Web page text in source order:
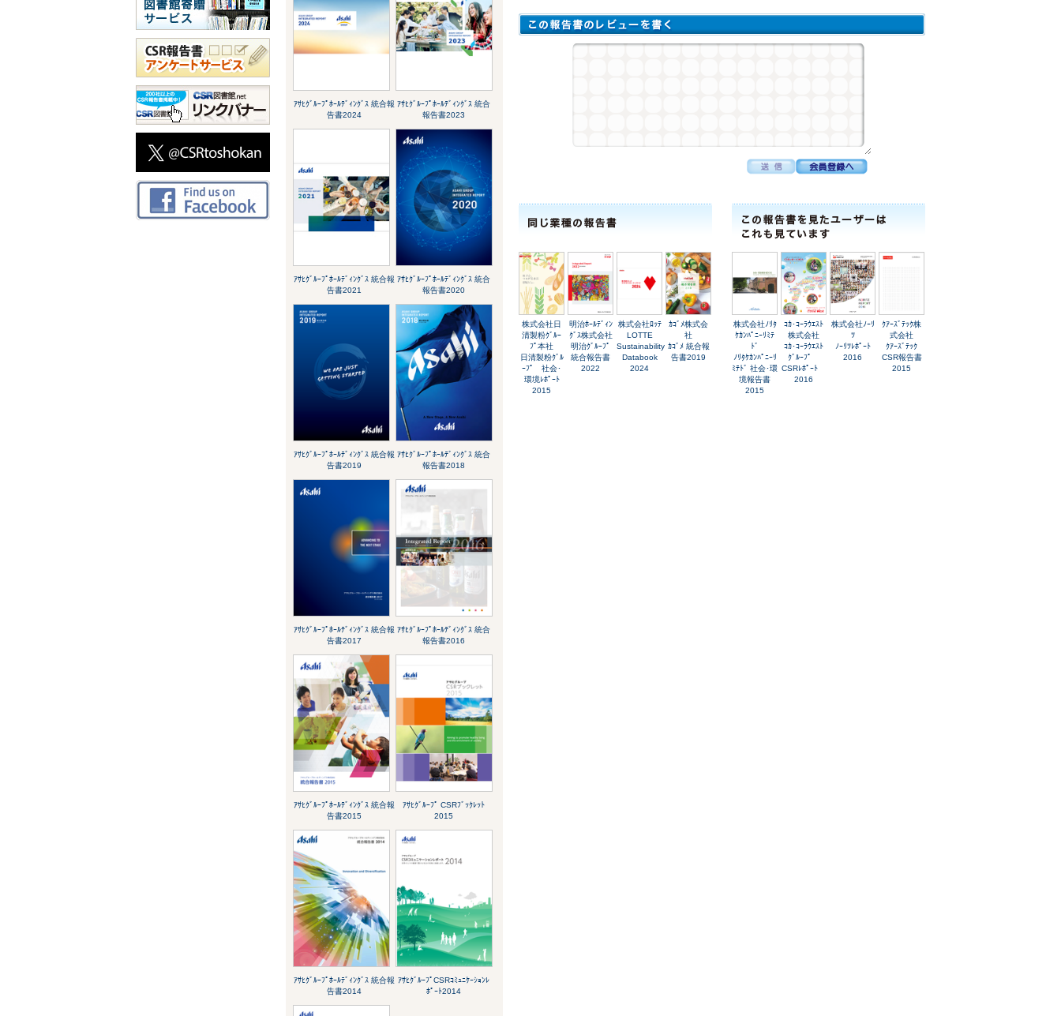
ｱｻﾋｸﾞﾙｰﾌﾟﾎｰﾙﾃﾞｨﾝｸﾞｽ 統合報
告書2024
ｱｻﾋｸﾞﾙｰﾌﾟﾎｰﾙﾃﾞｨﾝｸﾞｽ 統合
報告書2023
ｱｻﾋｸﾞﾙｰﾌﾟﾎｰﾙﾃﾞｨﾝｸﾞｽ 統合報
告書2021
ｱｻﾋｸﾞﾙｰﾌﾟﾎｰﾙﾃﾞｨﾝｸﾞｽ 統合
報告書2020
ｱｻﾋｸﾞﾙｰﾌﾟﾎｰﾙﾃﾞｨﾝｸﾞｽ 統合報
告書2019
ｱｻﾋｸﾞﾙｰﾌﾟﾎｰﾙﾃﾞｨﾝｸﾞｽ 統合
報告書2018
ｱｻﾋｸﾞﾙｰﾌﾟﾎｰﾙﾃﾞｨﾝｸﾞｽ 統合報
告書2017
ｱｻﾋｸﾞﾙｰﾌﾟﾎｰﾙﾃﾞｨﾝｸﾞｽ 統合
報告書2016
ｱｻﾋｸﾞﾙｰﾌﾟﾎｰﾙﾃﾞｨﾝｸﾞｽ 統合報
告書2015
ｱｻﾋｸﾞﾙｰﾌﾟ CSRﾌﾞｯｸﾚｯﾄ
2015
ｱｻﾋｸﾞﾙｰﾌﾟﾎｰﾙﾃﾞｨﾝｸﾞｽ 統合報
告書2014
ｱｻﾋｸﾞﾙｰﾌﾟCSRｺﾐｭﾆｹｰｼｮﾝﾚ
ﾎﾟｰﾄ2014
株式会社日
清製粉ｸﾞﾙｰ
ﾌﾟ本社
日清製粉ｸﾞﾙ
ｰﾌﾟ 社会･
環境ﾚﾎﾟｰﾄ
2015
明治ﾎｰﾙﾃﾞｨﾝ
ｸﾞｽ株式会社
明治ｸﾞﾙｰﾌﾟ
統合報告書
2022
株式会社ﾛｯﾃ
LOTTE
Sustainability
Databook
2024
ｶｺﾞﾒ株式会
社
ｶｺﾞﾒ 統合報
告書2019
株式会社ﾉﾘﾀ
ｹｶﾝﾊﾟﾆｰﾘﾐﾃ
ﾄﾞ
ﾉﾘﾀｹｶﾝﾊﾟﾆｰﾘ
ﾐﾃﾄﾞ 社会･環
境報告書
2015
ｺｶ･ｺｰﾗｳｴｽﾄ
株式会社
ｺｶ･ｺｰﾗｳｴｽﾄ
ｸﾞﾙｰﾌﾟ
CSRﾚﾎﾟｰﾄ
2016
株式会社ﾉｰﾘ
ﾂ
ﾉｰﾘﾂﾚﾎﾟｰﾄ
2016
ｸｱｰｽﾞﾃｯｸ株
式会社
ｸｱｰｽﾞﾃｯｸ
CSR報告書
2015